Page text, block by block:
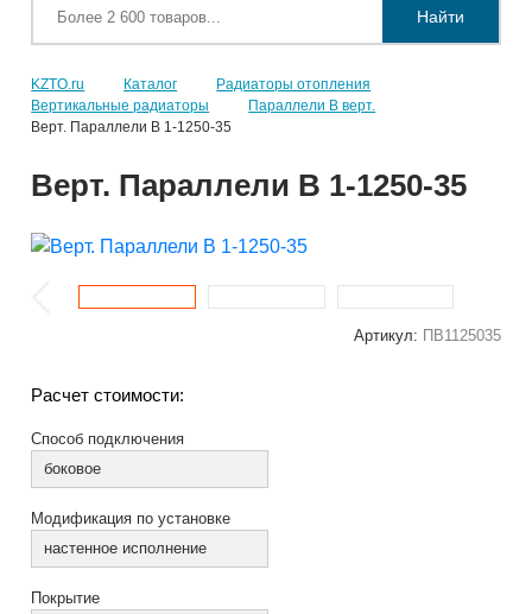
Найти
KZTO.ru Каталог
Радиаторы отопления
Вертикальные радиаторы
Параллели В верт.
Верт. Параллели В 1-1250-35
Верт. Параллели В 1-1250-35
Артикул: ПВ1125035
Расчет стоимости:
Способ подключения
боковое
Модификация по установке
настенное исполнение
Покрытие